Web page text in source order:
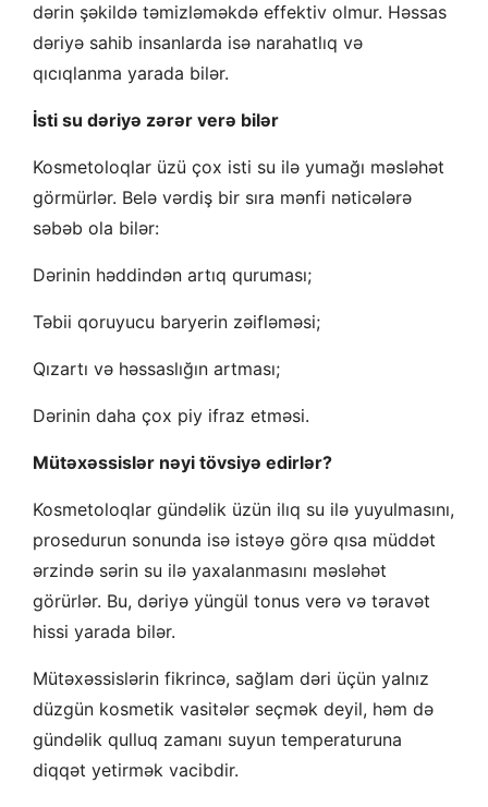
dərin şəkildə təmizləməkdə effektiv olmur. Həssas
dəriyə sahib insanlarda isə narahatlıq və
qıcıqlanma yarada bilər.
İsti su dəriyə zərər verə bilər
Kosmetoloqlar üzü çox isti su ilə yumağı məsləhət
görmürlər. Belə vərdiş bir sıra mənfi nəticələrə
səbəb ola bilər:
Dərinin həddindən artıq quruması;
Təbii qoruyucu baryerin zəifləməsi;
Qızartı və həssaslığın artması;
Dərinin daha çox piy ifraz etməsi.
Mütəxəssislər nəyi tövsiyə edirlər?
Kosmetoloqlar gündəlik üzün ilıq su ilə yuyulmasını,
prosedurun sonunda isə istəyə görə qısa müddət
ərzində sərin su ilə yaxalanmasını məsləhət
görürlər. Bu, dəriyə yüngül tonus verə və təravət
hissi yarada bilər.
Mütəxəssislərin fikrincə, sağlam dəri üçün yalnız
düzgün kosmetik vasitələr seçmək deyil, həm də
gündəlik qulluq zamanı suyun temperaturuna
diqqət yetirmək vacibdir.